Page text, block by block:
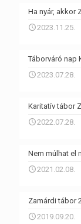
Ha nyár, akkor
2023.11.25.
Táborváró nap
2023.07.28.
Karitatív tábor
2022.07.28.
Nem múlhat el
2021.02.08.
Zamárdi tábor
2019.09.20.